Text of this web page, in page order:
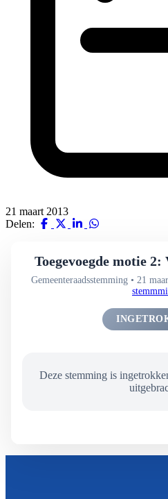
21 maart 2013
Delen:
Toegevoegde motie
Gemeenteraadsstemming • 21
Deze stemming is